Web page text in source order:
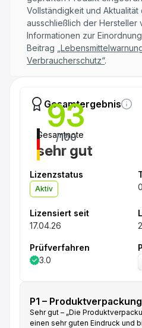
Vollständigkeit und
ausschließlich der Hersteller
Informationen zur
Beitrag
Verbraucherschutz“.
P1 –
Sehr gut – „Die
einen sehr guten Eindruck und
Gesamtergebnis
93
/100
Gesamtnote
sehr gut
Lizenzstatus
Aktiv
Lizensiert seit
17.04.26
Prüfverfahren
3.0